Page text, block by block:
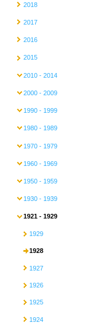
2018
2017
2016
2015
2010 - 2014
2000 - 2009
1990 - 1999
1980 - 1989
1970 - 1979
1960 - 1969
1950 - 1959
1930 - 1939
1921 - 1929
1929
1928
1927
1926
1925
1924